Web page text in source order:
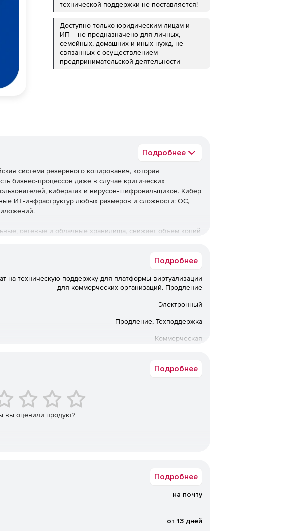
технической поддержки не поставляется!
Доступно только юридическим лицам и
ИП – не предназначено для личных,
семейных, домашних и иных нужд, не
связанных с осуществлением
предпринимательской деятельности
Подробнее
система резервного копирования, которая
бизнес‑процессов даже в случае критических
кибератак и вирусов‑шифровальщиков. Кибер
ИТ‑инфраструктур любых размеров и сложности: ОС,
сетевые и облачные хранилища, снижает объем копий
Бэкап Стандартная
Система поддерживает широкий спектр ОС, платформ
и приложений – в том числе отечественные и свободно
S3‑совместимые и программно‑определяемые хранилища
два типа носителей, одна вне площадки) и повысить
шифрование трафика (SSL/HTTPS) обеспечивают
запуск виртуальных машин из резервной копии,
Подробнее
на техническую поддержку для платформы виртуализации
для коммерческих организаций. Продление
Электронный
Продление, Техподдержка
Коммерческая
Подробнее
вы оценили продукт?
Подробнее
на почту
от 13 дней